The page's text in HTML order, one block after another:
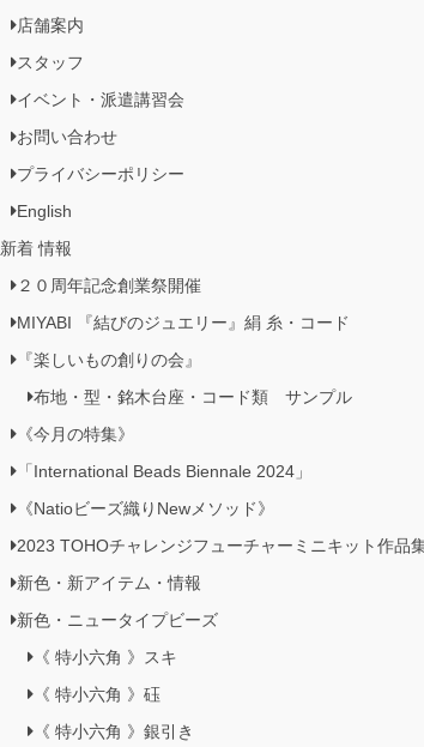
店舗案内
スタッフ
イベント・派遣講習会
お問い合わせ
プライバシーポリシー
English
新着 情報
２０周年記念創業祭開催
MIYABI 『結びのジュエリー』絹 糸・コード
『楽しいもの創りの会』
布地・型・銘木台座・コード類 サンプル
《今月の特集》
「International Beads Biennale 2024」
《Natioビーズ織りNewメソッド》
2023 TOHOチャレンジフューチャーミニキット作品
新色・新アイテム・情報
新色・ニュータイプビーズ
《 特小六角 》スキ
《 特小六角 》砡
《 特小六角 》銀引き